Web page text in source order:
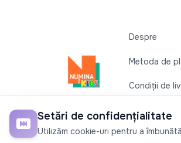
Despre
Metoda de
Condiții de
©2026 Numina Kids. Toate
Setări de confidențialitate
Utilizăm cookie-uri pentru a